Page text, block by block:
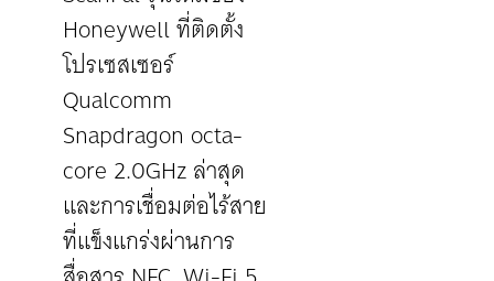
Honeywell ที่ติดตั้ง
โปรเซสเซอร์
Qualcomm
Snapdragon octa-
core 2.0GHz ล่าสุด
และการเชื่อมต่อไร้สาย
ที่แข็งแกร่งผ่านการ